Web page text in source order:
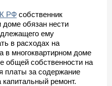
РФ собственник
доме обязан нести
ему
в расходах на
в многоквартирном доме
общей собственности на
платы за содержание
ремонт.